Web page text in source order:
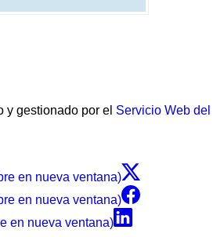
y gestionado por el Servicio Web del
en nueva ventana)
en nueva ventana)
en nueva ventana)